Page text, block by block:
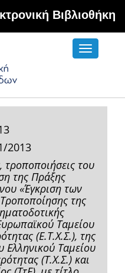
Βιβλιοθήκη
Toggle
2013
τροποποιήσεις του
της Πράξης
«Έγκριση των
της
Ταµείου
(Ε.Τ.Χ.Σ.), της
Ελληνικού Ταµείου
(Τ.Χ.Σ.) και